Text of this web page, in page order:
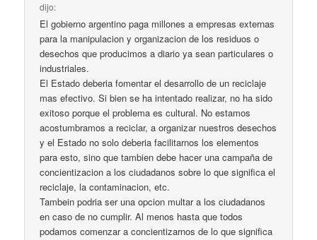
dijo:
El gobierno argentino paga millones a empresas externas
para la manipulacion y organizacion de los residuos o
desechos que producimos a diario ya sean particulares o
industriales.
El Estado deberia fomentar el desarrollo de un reciclaje
mas efectivo. Si bien se ha intentado realizar, no ha sido
exitoso porque el problema es cultural. No estamos
acostumbramos a reciclar, a organizar nuestros desechos
y el Estado no solo deberia facilitarnos los elementos
para esto, sino que tambien debe hacer una campaña de
concientizacion a los ciudadanos sobre lo que significa el
reciclaje, la contaminacion, etc.
Tambein podria ser una opcion multar a los ciudadanos
en caso de no cumplir. Al menos hasta que todos
podamos comenzar a concientizarnos de lo que significa